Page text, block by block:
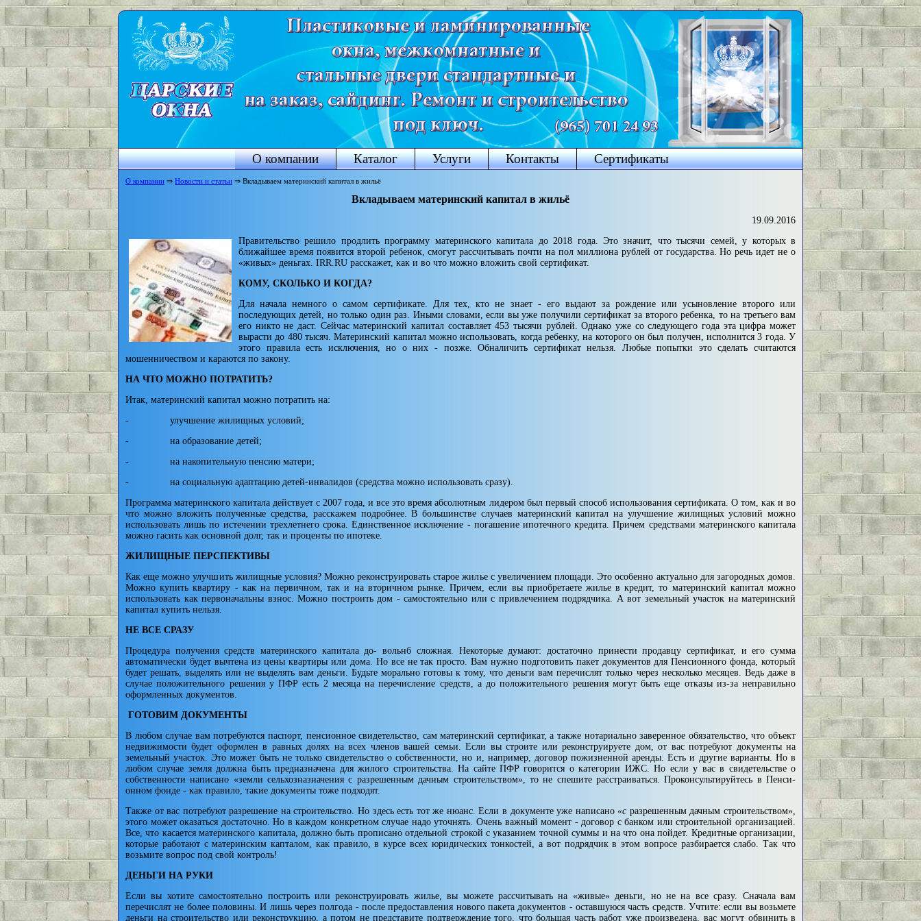
О компании Каталог Услуги Контакты Сертификаты
О компании ⇒ Новости и статьи ⇒ Вкладываем материнский капитал в жильё
Вкладываем материнский капитал в жильё
19.09.2016
Правительство решило продлить программу материнского капитала до 2018 года. Это значит, что тысячи семей, у кото­рых в
ближайшее время появится второй ребенок, смогут рас­считывать почти на пол миллиона рублей от государства. Но речь идет не о
«живых» деньгах. IRR.RU расскажет, как и во что можно вложить свой сертификат.
КОМУ, СКОЛЬКО И КОГДА?
Для начала немного о самом сертификате. Для тех, кто не знает - его выдают за рождение или усыновление второго или
последующих детей, но только один раз. Иными словами, если вы уже получили сертификат за второго ребенка, то на третьего вам
его никто не даст. Сейчас материнский капитал составляет 453 тысячи рублей. Однако уже со следующего го­да эта цифра может
вырасти до 480 тысяч. Материнский ка­питал можно использовать, когда ребенку, на которого он был получен, исполнится 3 года. У
этого правила есть исключения, но о них - позже. Обналичить сертификат нельзя. Любые по­пытки это сделать считаются
мошенничеством и караются по закону.
НА ЧТО МОЖНО ПОТРАТИТЬ?
Итак, материнский капитал можно потратить на:
- улучшение жилищных условий;
- на образование детей;
- на накопительную пенсию матери;
- на социальную адаптацию детей-инвалидов (средства можно использовать сразу).
Программа материнского капитала действует с 2007 года, и все это время абсолютным лидером был первый способ ис­пользования сертификата. О том, как и во
что можно вложить полученные средства, расскажем подробнее. В большинст­ве случаев материнский капитал на улучшение жилищных ус­ловий можно
использовать лишь по истечении трехлетнего срока. Единственное исключение - погашение ипотечного кре­дита. Причем средствами материнского капитала
можно га­сить как основной долг, так и проценты по ипотеке.
ЖИЛИЩНЫЕ ПЕРСПЕКТИВЫ
Как еще можно улучшить жилищные условия? Можно ре­конструировать старое жилье с увеличением площади. Это особенно актуально для загородных домов.
Можно купить квартиру - как на первичном, так и на вторичном рынке. При­чем, если вы приобретаете жилье в кредит, то материнский ка­питал можно
использовать как первоначальны взнос. Можно построить дом - самостоятельно или с привлечением подряд­чика. А вот земельный участок на материнский
капитал купить нельзя.
НЕ ВСЕ СРАЗУ
Процедура получения средств материнского капитала до- вольнб сложная. Некоторые думают: достаточно принести продавцу сертификат, и его сумма
автоматически будет выч­тена из цены квартиры или дома. Но все не так просто. Вам нужно подготовить пакет документов для Пенсионного фонда, который
будет решать, выделять или не выделять вам день­ги. Будьте морально готовы к тому, что деньги вам перечислят только через несколько месяцев. Ведь даже в
случае поло­жительного решения у ПФР есть 2 месяца на перечисление средств, а до положительного решения могут быть еще отказы из-за неправильно
оформленных документов.
ГОТОВИМ ДОКУМЕНТЫ
В любом случае вам потребуются паспорт, пенсионное свидетельство, сам материнский сертификат, а также нота­риально заверенное обязательство, что объект
недвижимо­сти будет оформлен в равных долях на всех членов вашей семьи. Если вы строите или реконструируете дом, от вас по­требуют документы на
земельный участок. Это может быть не только свидетельство о собственности, но и, например, дого­вор пожизненной аренды. Есть и другие варианты. Но в
лю­бом случае земля должна быть предназначена для жилого строительства. На сайте ПФР говорится о категории ИЖС. Но если у вас в свидетельстве о
собственности написано «земли сельхозназначения с разрешенным дачным строительством», то не спешите расстраиваться. Проконсультируйтесь в Пенси­
онном фонде - как правило, такие документы тоже подходят.
Также от вас потребуют разрешение на строительство. Но здесь есть тот же нюанс. Если в документе уже написано«с разрешенным дачным строительством»,
этого может оказать­ся достаточно. Но в каждом конкретном случае надо уточнять. Очень важный момент - договор с банком или строитель­ной организацией.
Все, что касается материнского капитала, должно быть прописано отдельной строкой с указанием точ­ной суммы и на что она пойдет. Кредитные организации,
кото­рые работают с материнским капталом, как правило, в курсе всех юридических тонкостей, а вот подрядчик в этом вопросе разбирается слабо. Так что
возьмите вопрос под свой конт­роль!
ДЕНЬГИ НА РУКИ
Если вы хотите самостоятельно построить или реконстру­ировать жилье, вы можете рассчитывать на «живые» деньги, но не на все сразу. Сначала вам
перечислят не более полови­ны. И лишь через полгода - после предоставления нового па­кета документов - оставшуюся часть средств. Учтите: если вы возьмете
деньги на строительство или реконструкцию, а по­том не представите подтверждение того, что большая часть работ уже произведена, вас могут обвинить в